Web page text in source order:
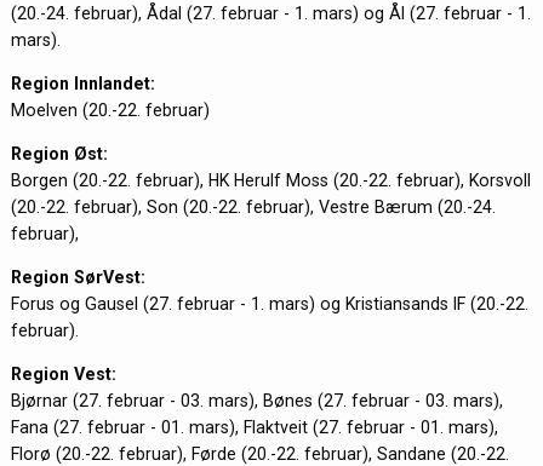
(20.-24. februar), Ådal (27. februar - 1. mars) og Ål (27. februar - 1.
mars).
Region Innlandet:
Moelven (20.-22. februar)
Region Øst:
Borgen (20.-22. februar), HK Herulf Moss (20.-22. februar), Korsvoll
(20.-22. februar), Son (20.-22. februar), Vestre Bærum (20.-24.
februar),
Region SørVest:
Forus og Gausel (27. februar - 1. mars) og Kristiansands IF (20.-22.
februar).
Region Vest:
Bjørnar (27. februar - 03. mars), Bønes (27. februar - 03. mars),
Fana (27. februar - 01. mars), Flaktveit (27. februar - 01. mars),
Florø (20.-22. februar), Førde (20.-22. februar), Sandane (20.-22.